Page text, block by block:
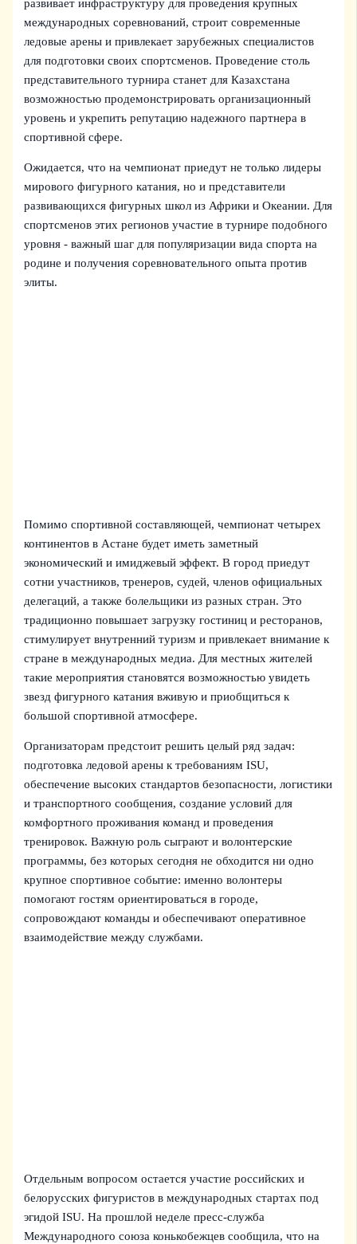
развивает инфраструктуру для проведения крупных
международных соревнований, строит современные
ледовые арены и привлекает зарубежных специалистов
для подготовки своих спортсменов. Проведение столь
представительного турнира станет для Казахстана
возможностью продемонстрировать организационный
уровень и укрепить репутацию надежного партнера в
спортивной сфере.
Ожидается, что на чемпионат приедут не только лидеры
мирового фигурного катания, но и представители
развивающихся фигурных школ из Африки и Океании. Для
спортсменов этих регионов участие в турнире подобного
уровня - важный шаг для популяризации вида спорта на
родине и получения соревновательного опыта против
элиты.
Помимо спортивной составляющей, чемпионат четырех
континентов в Астане будет иметь заметный
экономический и имиджевый эффект. В город приедут
сотни участников, тренеров, судей, членов официальных
делегаций, а также болельщики из разных стран. Это
традиционно повышает загрузку гостиниц и ресторанов,
стимулирует внутренний туризм и привлекает внимание к
стране в международных медиа. Для местных жителей
такие мероприятия становятся возможностью увидеть
звезд фигурного катания вживую и приобщиться к
большой спортивной атмосфере.
Организаторам предстоит решить целый ряд задач:
подготовка ледовой арены к требованиям ISU,
обеспечение высоких стандартов безопасности, логистики
и транспортного сообщения, создание условий для
комфортного проживания команд и проведения
тренировок. Важную роль сыграют и волонтерские
программы, без которых сегодня не обходится ни одно
крупное спортивное событие: именно волонтеры
помогают гостям ориентироваться в городе,
сопровождают команды и обеспечивают оперативное
взаимодействие между службами.
Отдельным вопросом остается участие российских и
белорусских фигуристов в международных стартах под
эгидой ISU. На прошлой неделе пресс‑служба
Международного союза конькобежцев сообщила, что на